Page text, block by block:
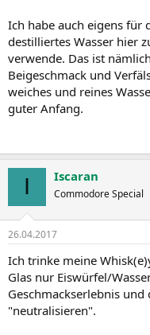
Ich habe auch eigens für
destilliertes Wasser hier
verwende. Das ist
Beigeschmack und
weiches und reines
guter Anfang.
I Iscaran
Commodore Special
26.04.2017
Ich trinke meine
Glas nur Eiswürfel/
Geschmackserlebnis und
"neutralisieren".